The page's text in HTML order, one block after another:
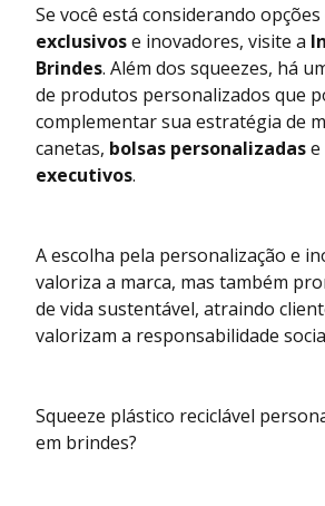
Se você está considerando opções
exclusivose inovadores, visite a
Brindes. Além dos squeezes, há
de produtos personalizados que
complementar sua estratégia de
canetas, bolsas personalizadase
executivos.
A escolha pela personalização e
valoriza a marca, mas também
de vida sustentável, atraindo
valorizam a responsabilidade
Squeeze plástico reciclável
em brindes?